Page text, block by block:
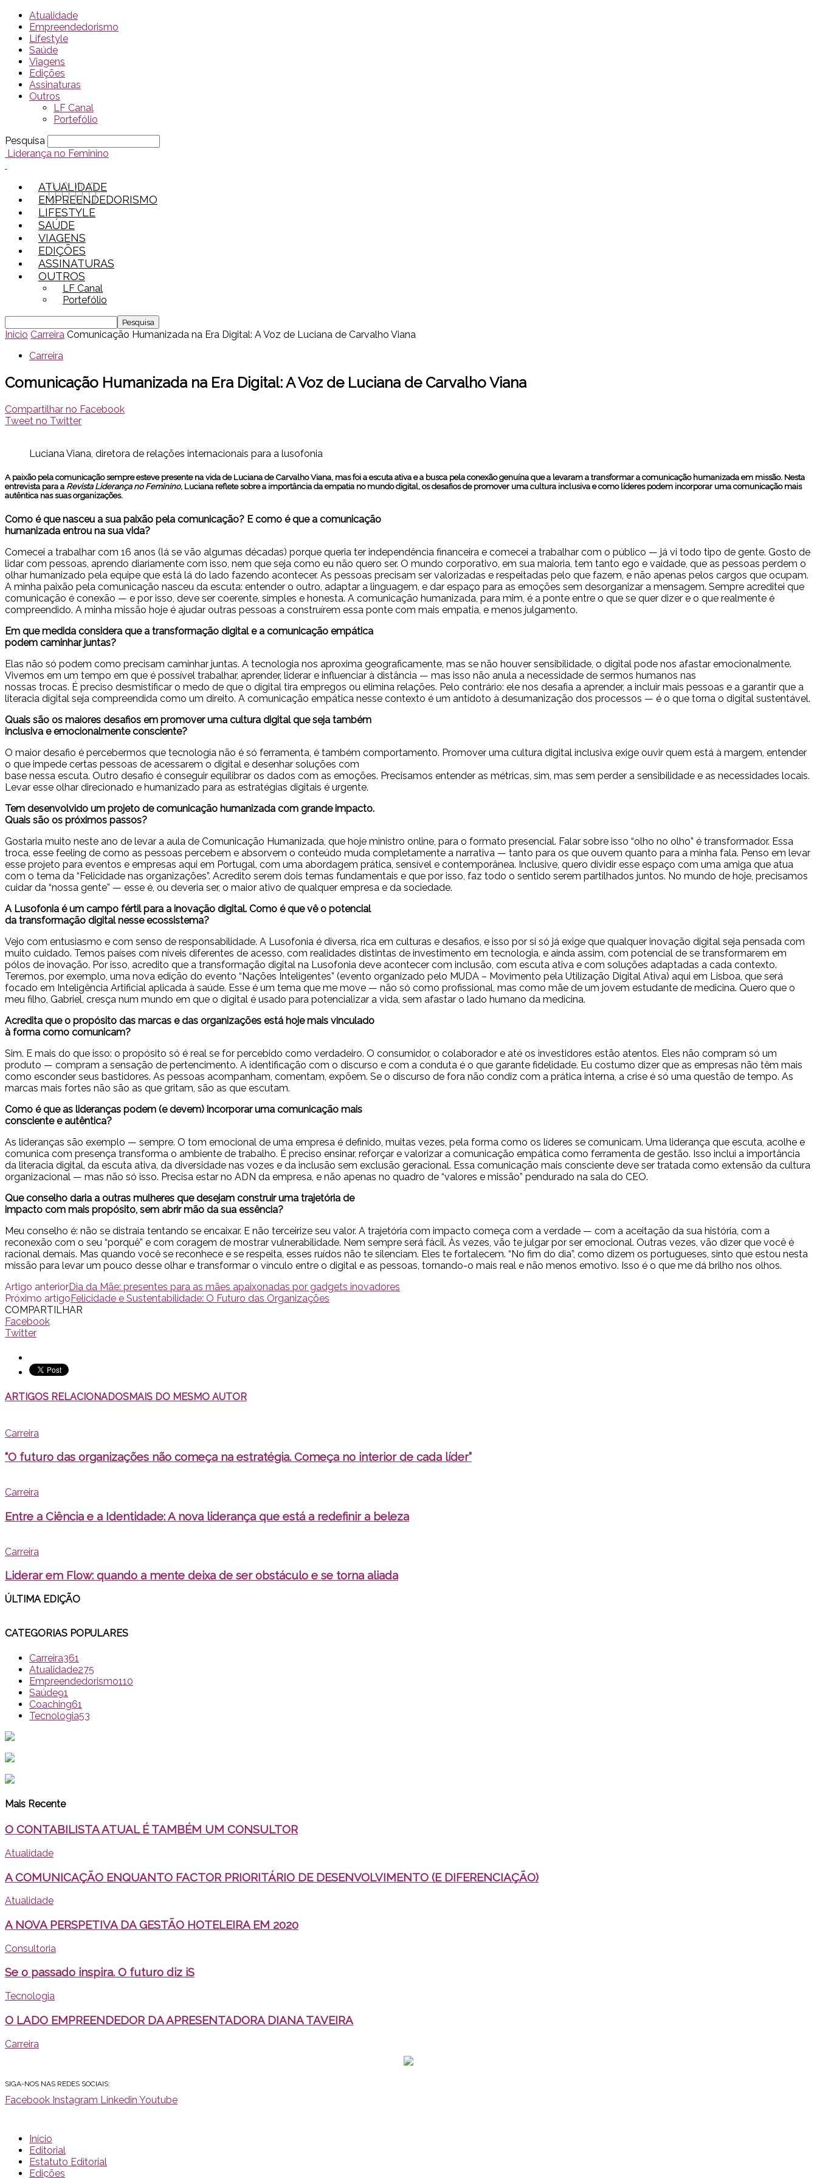
Atualidade
Empreendedorismo
Lifestyle
Saúde
Viagens
Edições
Assinaturas
Outros
LF Canal
Portefólio
Pesquisa
Liderança no Feminino
ATUALIDADE
EMPREENDEDORISMO
LIFESTYLE
SAÚDE
VIAGENS
EDIÇÕES
ASSINATURAS
OUTROS
LF Canal
Portefólio
Inicio Carreira Comunicação Humanizada na Era Digital: A Voz de Luciana de Carvalho Viana
Carreira
Comunicação Humanizada na Era Digital: A Voz de Luciana de Carvalho Viana
Compartilhar no Facebook
Tweet no Twitter
Luciana Viana, diretora de relações internacionais para a lusofonia
A paixão pela comunicação sempre esteve presente na vida de Luciana de Carvalho Viana, mas foi a escuta ativa e a busca pela conexão genuína que a levaram a transformar a comunicação humanizada em missão. Nesta
entrevista para a Revista Liderança no Feminino, Luciana reflete sobre a importância da empatia no mundo digital, os desafios de promover uma cultura inclusiva e como líderes podem incorporar uma comunicação mais
autêntica nas suas organizações.
Como é que nasceu a sua paixão pela comunicação? E como é que a comunicação
humanizada entrou na sua vida?
Comecei a trabalhar com 16 anos (lá se vão algumas décadas) porque queria ter independência financeira e comecei a trabalhar com o público — já vi todo tipo de gente. Gosto de
lidar com pessoas, aprendo diariamente com isso, nem que seja como eu não quero ser. O mundo corporativo, em sua maioria, tem tanto ego e vaidade, que as pessoas perdem o
olhar humanizado pela equipe que está lá do lado fazendo acontecer. As pessoas precisam ser valorizadas e respeitadas pelo que fazem, e não apenas pelos cargos que ocupam.
A minha paixão pela comunicação nasceu da escuta: entender o outro, adaptar a linguagem, e dar espaço para as emoções sem desorganizar a mensagem. Sempre acreditei que
comunicação é conexão — e por isso, deve ser coerente, simples e honesta. A comunicação humanizada, para mim, é a ponte entre o que se quer dizer e o que realmente é
compreendido. A minha missão hoje é ajudar outras pessoas a construírem essa ponte com mais empatia, e menos julgamento.
Em que medida considera que a transformação digital e a comunicação empática
podem caminhar juntas?
Elas não só podem como precisam caminhar juntas. A tecnologia nos aproxima geograficamente, mas se não houver sensibilidade, o digital pode nos afastar emocionalmente.
Vivemos em um tempo em que é possível trabalhar, aprender, liderar e influenciar à distância — mas isso não anula a necessidade de sermos humanos nas
nossas trocas. É preciso desmistificar o medo de que o digital tira empregos ou elimina relações. Pelo contrário: ele nos desafia a aprender, a incluir mais pessoas e a garantir que a
literacia digital seja compreendida como um direito. A comunicação empática nesse contexto é um antídoto à desumanização dos processos — é o que torna o digital sustentável.
Quais são os maiores desafios em promover uma cultura digital que seja também
inclusiva e emocionalmente consciente?
O maior desafio é percebermos que tecnologia não é só ferramenta, é também comportamento. Promover uma cultura digital inclusiva exige ouvir quem está à margem, entender
o que impede certas pessoas de acessarem o digital e desenhar soluções com
base nessa escuta. Outro desafio é conseguir equilibrar os dados com as emoções. Precisamos entender as métricas, sim, mas sem perder a sensibilidade e as necessidades locais.
Levar esse olhar direcionado e humanizado para as estratégias digitais é urgente.
Tem desenvolvido um projeto de comunicação humanizada com grande impacto.
Quais são os próximos passos?
Gostaria muito neste ano de levar a aula de Comunicação Humanizada, que hoje ministro online, para o formato presencial. Falar sobre isso “olho no olho” é transformador. Essa
troca, esse feeling de como as pessoas percebem e absorvem o conteúdo muda completamente a narrativa — tanto para os que ouvem quanto para a minha fala. Penso em levar
esse projeto para eventos e empresas aqui em Portugal, com uma abordagem prática, sensível e contemporânea. Inclusive, quero dividir esse espaço com uma amiga que atua
com o tema da “Felicidade nas organizações”. Acredito serem dois temas fundamentais e que por isso, faz todo o sentido serem partilhados juntos. No mundo de hoje, precisamos
cuidar da “nossa gente” — esse é, ou deveria ser, o maior ativo de qualquer empresa e da sociedade.
A Lusofonia é um campo fértil para a inovação digital. Como é que vê o potencial
da transformação digital nesse ecossistema?
Vejo com entusiasmo e com senso de responsabilidade. A Lusofonia é diversa, rica em culturas e desafios, e isso por si só já exige que qualquer inovação digital seja pensada com
muito cuidado. Temos países com níveis diferentes de acesso, com realidades distintas de investimento em tecnologia, e ainda assim, com potencial de se transformarem em
pólos de inovação. Por isso, acredito que a transformação digital na Lusofonia deve acontecer com inclusão, com escuta ativa e com soluções adaptadas a cada contexto.
Teremos, por exemplo, uma nova edição do evento “Nações Inteligentes” (evento organizado pelo MUDA – Movimento pela Utilização Digital Ativa) aqui em Lisboa, que será
focado em Inteligência Artificial aplicada à saúde. Esse é um tema que me move — não só como profissional, mas como mãe de um jovem estudante de medicina. Quero que o
meu filho, Gabriel, cresça num mundo em que o digital é usado para potencializar a vida, sem afastar o lado humano da medicina.
Acredita que o propósito das marcas e das organizações está hoje mais vinculado
à forma como comunicam?
Sim. E mais do que isso: o propósito só é real se for percebido como verdadeiro. O consumidor, o colaborador e até os investidores estão atentos. Eles não compram só um
produto — compram a sensação de pertencimento. A identificação com o discurso e com a conduta é o que garante fidelidade. Eu costumo dizer que as empresas não têm mais
como esconder seus bastidores. As pessoas acompanham, comentam, expõem. Se o discurso de fora não condiz com a prática interna, a crise é só uma questão de tempo. As
marcas mais fortes não são as que gritam, são as que escutam.
Como é que as lideranças podem (e devem) incorporar uma comunicação mais
consciente e autêntica?
As lideranças são exemplo — sempre. O tom emocional de uma empresa é definido, muitas vezes, pela forma como os líderes se comunicam. Uma liderança que escuta, acolhe e
comunica com presença transforma o ambiente de trabalho. É preciso ensinar, reforçar e valorizar a comunicação empática como ferramenta de gestão. Isso inclui a importância
da literacia digital, da escuta ativa, da diversidade nas vozes e da inclusão sem exclusão geracional. Essa comunicação mais consciente deve ser tratada como extensão da cultura
organizacional — mas não só isso. Precisa estar no ADN da empresa, e não apenas no quadro de “valores e missão” pendurado na sala do CEO.
Que conselho daria a outras mulheres que desejam construir uma trajetória de
impacto com mais propósito, sem abrir mão da sua essência?
Meu conselho é: não se distraia tentando se encaixar. E não terceirize seu valor. A trajetória com impacto começa com a verdade — com a aceitação da sua história, com a
reconexão com o seu “porquê” e com coragem de mostrar vulnerabilidade. Nem sempre será fácil. Às vezes, vão te julgar por ser emocional. Outras vezes, vão dizer que você é
racional demais. Mas quando você se reconhece e se respeita, esses ruídos não te silenciam. Eles te fortalecem. “No fim do dia”, como dizem os portugueses, sinto que estou nesta
missão para levar um pouco desse olhar e transformar o vínculo entre o digital e as pessoas, tornando-o mais real e não menos emotivo. Isso é o que me dá brilho nos olhos.
Artigo anteriorDia da Mãe: presentes para as mães apaixonadas por gadgets inovadores
Próximo artigo Felicidade e Sustentabilidade: O Futuro das Organizações
COMPARTILHAR
Facebook
Twitter
ARTIGOS RELACIONADOSMAIS DO MESMO AUTOR
Carreira
“O futuro das organizações não começa na estratégia. Começa no interior de cada líder”
Carreira
Entre a Ciência e a Identidade: A nova liderança que está a redefinir a beleza
Carreira
Liderar em Flow: quando a mente deixa de ser obstáculo e se torna aliada
ÚLTIMA EDIÇÃO
CATEGORIAS POPULARES
Carreira361
Atualidade275
Empreendedorismo110
Saúde91
Coaching61
Tecnologia53
Mais Recente
O CONTABILISTA ATUAL É TAMBÉM UM CONSULTOR
Atualidade
A COMUNICAÇÃO ENQUANTO FACTOR PRIORITÁRIO DE DESENVOLVIMENTO (E DIFERENCIAÇÃO)
Atualidade
A NOVA PERSPETIVA DA GESTÃO HOTELEIRA EM 2020
Consultoria
Se o passado inspira. O futuro diz iS
Tecnologia
O LADO EMPREENDEDOR DA APRESENTADORA DIANA TAVEIRA
Carreira
SIGA-NOS NAS REDES SOCIAIS:
Facebook Instagram Linkedin Youtube
Início
Editorial
Estatuto Editorial
Edições